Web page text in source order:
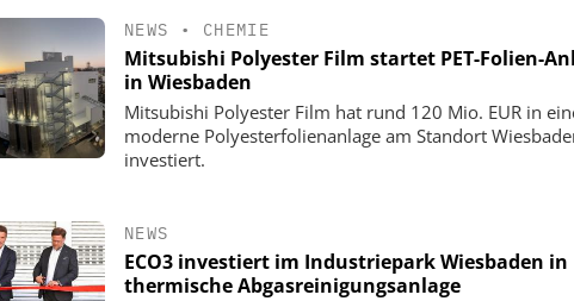
NEWS • CHEMIE
Mitsubishi Polyester Film startet PET-Folien-
in Wiesbaden
Mitsubishi Polyester Film hat rund 120 Mio. EUR in
moderne Polyesterfolienanlage am Standort
investiert.
NEWS
ECO3 investiert im Industriepark Wiesbaden in
thermische Abgasreinigungsanlage